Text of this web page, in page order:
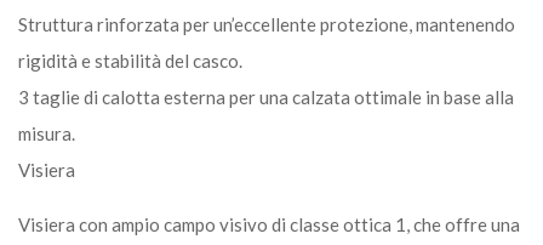
Struttura rinforzata per un’eccellente protezione, mantenendo
rigidità e stabilità del casco.
3 taglie di calotta esterna per una calzata ottimale in base alla
misura.
Visiera
Visiera con ampio campo visivo di classe ottica 1, che offre una